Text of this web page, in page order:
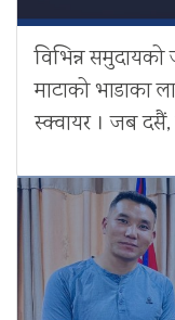
विभिन्न
माटाको भाडाका
स्क्वायर । जब